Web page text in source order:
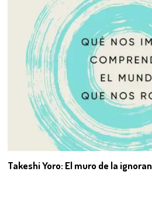
Takeshi Yoro: El muro de la